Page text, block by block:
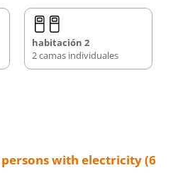
habitación 2
2 camas individuales
with electricity (6